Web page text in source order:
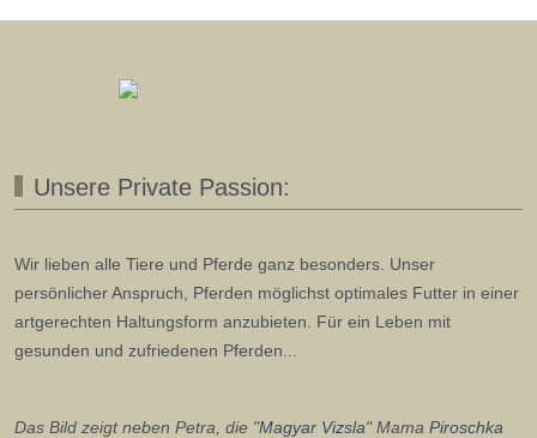
Unsere Private Passion:
Wir lieben alle Tiere und Pferde ganz besonders. Unser
persönlicher Anspruch, Pferden möglichst optimales Futter in einer
artgerechten Haltungsform anzubieten. Für ein Leben mit
gesunden und zufriedenen Pferden...
Das Bild zeigt neben Petra, die "Magyar Vizsla" Mama Piroschka